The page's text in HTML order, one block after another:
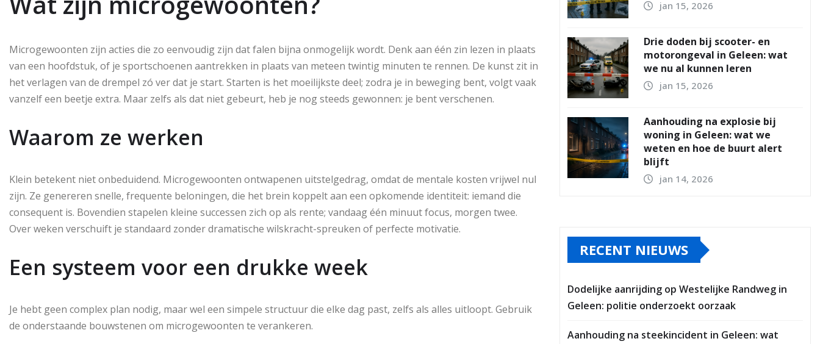
Microgewoonten zijn acties die zo eenvoudig zijn dat falen bijna onmogelijk wordt. Denk aan één zin lezen in plaats
van een hoofdstuk, of je sportschoenen aantrekken in plaats van meteen twintig minuten te rennen. De kunst zit in
het verlagen van de drempel zó ver dat je start. Starten is het moeilijkste deel; zodra je in beweging bent, volgt vaak
vanzelf een beetje extra. Maar zelfs als dat niet gebeurt, heb je nog steeds gewonnen: je bent verschenen.
Waarom ze werken
Klein betekent niet onbeduidend. Microgewoonten ontwapenen uitstelgedrag, omdat de mentale kosten vrijwel nul
zijn. Ze genereren snelle, frequente beloningen, die het brein koppelt aan een opkomende identiteit: iemand die
consequent is. Bovendien stapelen kleine successen zich op als rente; vandaag één minuut focus, morgen twee.
Over weken verschuift je standaard zonder dramatische wilskracht-spreuken of perfecte motivatie.
Een systeem voor een drukke week
Je hebt geen complex plan nodig, maar wel een simpele structuur die elke dag past, zelfs als alles uitloopt. Gebruik
de onderstaande bouwstenen om microgewoonten te verankeren.
jan 15, 2026
Drie doden bij scooter- en
motorongeval in Geleen: wat
we nu al kunnen leren
jan 15, 2026
Aanhouding na explosie bij
woning in Geleen: wat we
weten en hoe de buurt alert
blijft
jan 14, 2026
RECENT NIEUWS
Dodelijke aanrijding op Westelijke Randweg in
Geleen: politie onderzoekt oorzaak
Aanhouding na steekincident in Geleen: wat